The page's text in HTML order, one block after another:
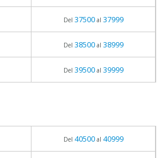
Del 37500al 37999
Del 38500al 38999
Del 39500al 39999
Del 40500al 40999